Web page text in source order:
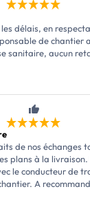
des terrains
délais, en
de chantier
sanitaire, aucun
de nos échanges
plans à la livraison.
le conducteur de
A